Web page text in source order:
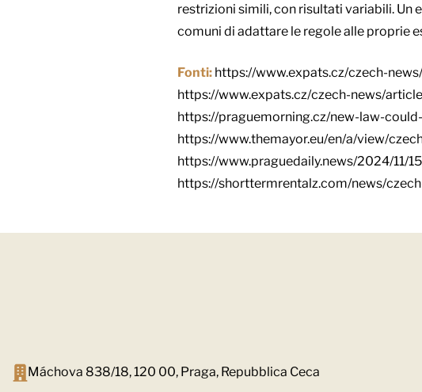
restrizioni simili, con risultati variabili. Un
comuni di adattare le regole alle proprie
Fonti: https://www.expats.cz/czech-
https://www.expats.cz/czech-news/
https://praguemorning.cz/new-law-
https://www.themayor.eu/en/a/view/
https://www.praguedaily.news/2024/11/
https://shorttermrentalz.com/news/
Máchova 838/18, 120 00, Praga, Repubblica Ceca